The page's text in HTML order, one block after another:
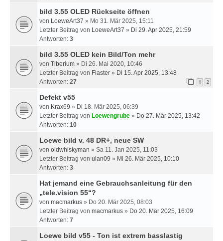
bild 3.55 OLED Rückseite öffnen
von LoeweArt37 » Mo 31. Mär 2025, 15:11
Letzter Beitrag von LoeweArt37 » Di 29. Apr 2025, 21:59
Antworten: 3
bild 3.55 OLED kein Bild/Ton mehr
von Tiberium » Di 26. Mai 2020, 10:46
Letzter Beitrag von Flaster » Di 15. Apr 2025, 13:48
Antworten: 27 1 2
Defekt v55
von Krax69 » Di 18. Mär 2025, 06:39
Letzter Beitrag von Loewengrube » Do 27. Mär 2025, 13:42
Antworten: 10
Loewe bild v. 48 DR+, neue SW
von oldwhiskyman » Sa 11. Jan 2025, 11:03
Letzter Beitrag von ulan09 » Mi 26. Mär 2025, 10:10
Antworten: 3
Hat jemand eine Gebrauchsanleitung für den
„tele.vision 55“?
von macmarkus » Do 20. Mär 2025, 08:03
Letzter Beitrag von macmarkus » Do 20. Mär 2025, 16:09
Antworten: 7
Loewe bild v55 - Ton ist extrem basslastig